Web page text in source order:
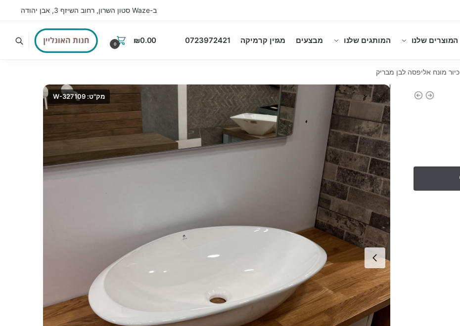
ב-Waze סטון השרון, רחוב השיזף 3, אבן יהודה
המוצרים שלנו המותגים שלנו מבצעים מגזין קרמיקה 0723972421
₪0.00
0
כיור מונח אליפסה לבן מבריק
מק"ט: W-327109